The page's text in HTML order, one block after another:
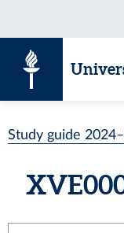
Study guide